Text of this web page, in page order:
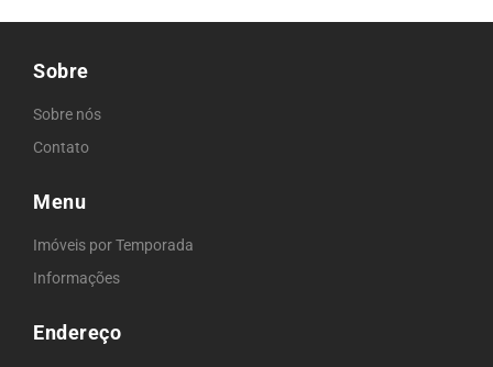
Sobre
Sobre nós
Contato
Menu
Imóveis por Temporada
Informações
Endereço